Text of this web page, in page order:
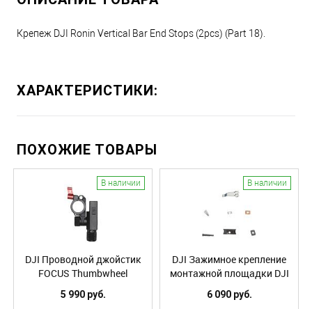
Крепеж DJI Ronin Vertical Bar End Stops (2pcs) (Part 18).
ХАРАКТЕРИСТИКИ:
ПОХОЖИЕ ТОВАРЫ
В наличии
DJI Проводной джойстик
FOCUS Thumbwheel
(Part32)
5 990 руб.
В наличии
DJI Зажимное крепление
монтажной площадки DJI
Ronin Base Clamp
Assembly (Part12)
6 090 руб.